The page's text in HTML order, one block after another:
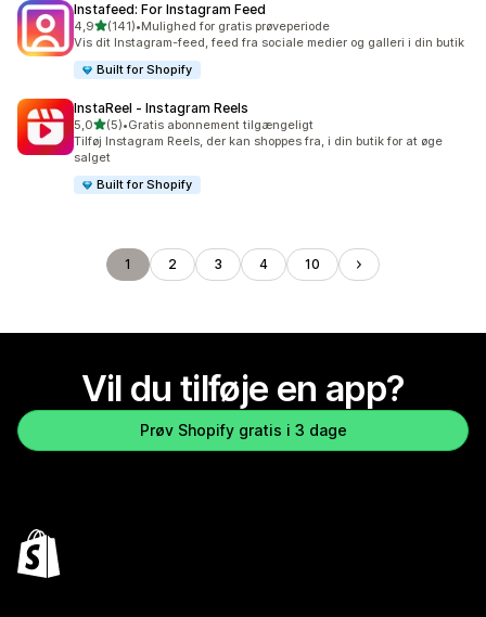
Instafeed: For Instagram Feed
4,9ud af 5 stjerner
(141)
141 anmeldelser i alt
•Mulighed for gratis prøveperiode
Vis dit Instagram-feed, feed fra sociale medier og galleri i din butik
Built for Shopify
InstaReel ‑ Instagram Reels
5,0ud af 5 stjerner
(5)
5 anmeldelser i alt
•Gratis abonnement tilgængeligt
Tilføj Instagram Reels, der kan shoppes fra, i din butik for at øge
salget
Built for Shopify
1 2 3 4 10
Vil du tilføje en app?
Prøv Shopify gratis i 3 dage